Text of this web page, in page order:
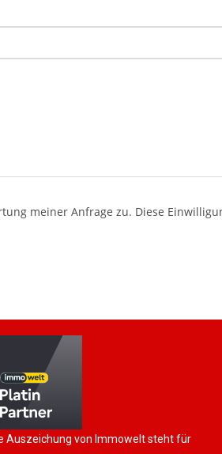
meiner Anfrage zu. Diese
Auszeichung von Immowelt steht für